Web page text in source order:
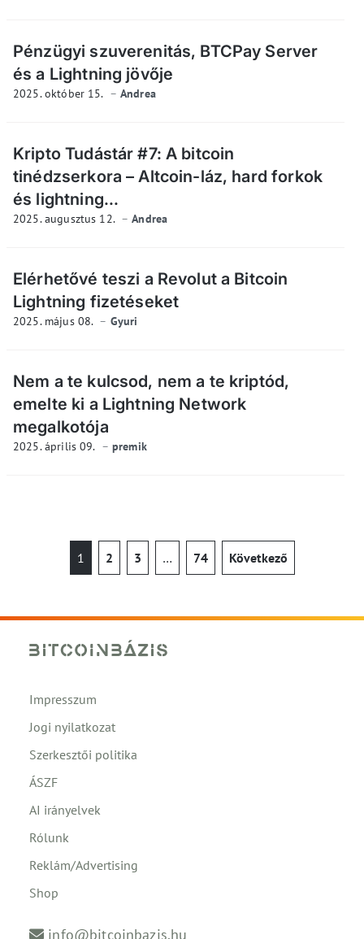
Pénzügyi szuverenitás, BTCPay Server
és a Lightning jövője
2025. október 15. Andrea
Kripto Tudástár #7: A bitcoin
tinédzserkora – Altcoin-láz, hard forkok
és lightning...
2025. augusztus 12. Andrea
Elérhetővé teszi a Revolut a Bitcoin
Lightning fizetéseket
2025. május 08. Gyuri
Nem a te kulcsod, nem a te kriptód,
emelte ki a Lightning Network
megalkotója
2025. április 09. premik
1 2 3 … 74 Következő
Impresszum
Jogi nyilatkozat
Szerkesztői politika
ÁSZF
AI irányelvek
Rólunk
Reklám/Advertising
Shop
info@bitcoinbazis.hu